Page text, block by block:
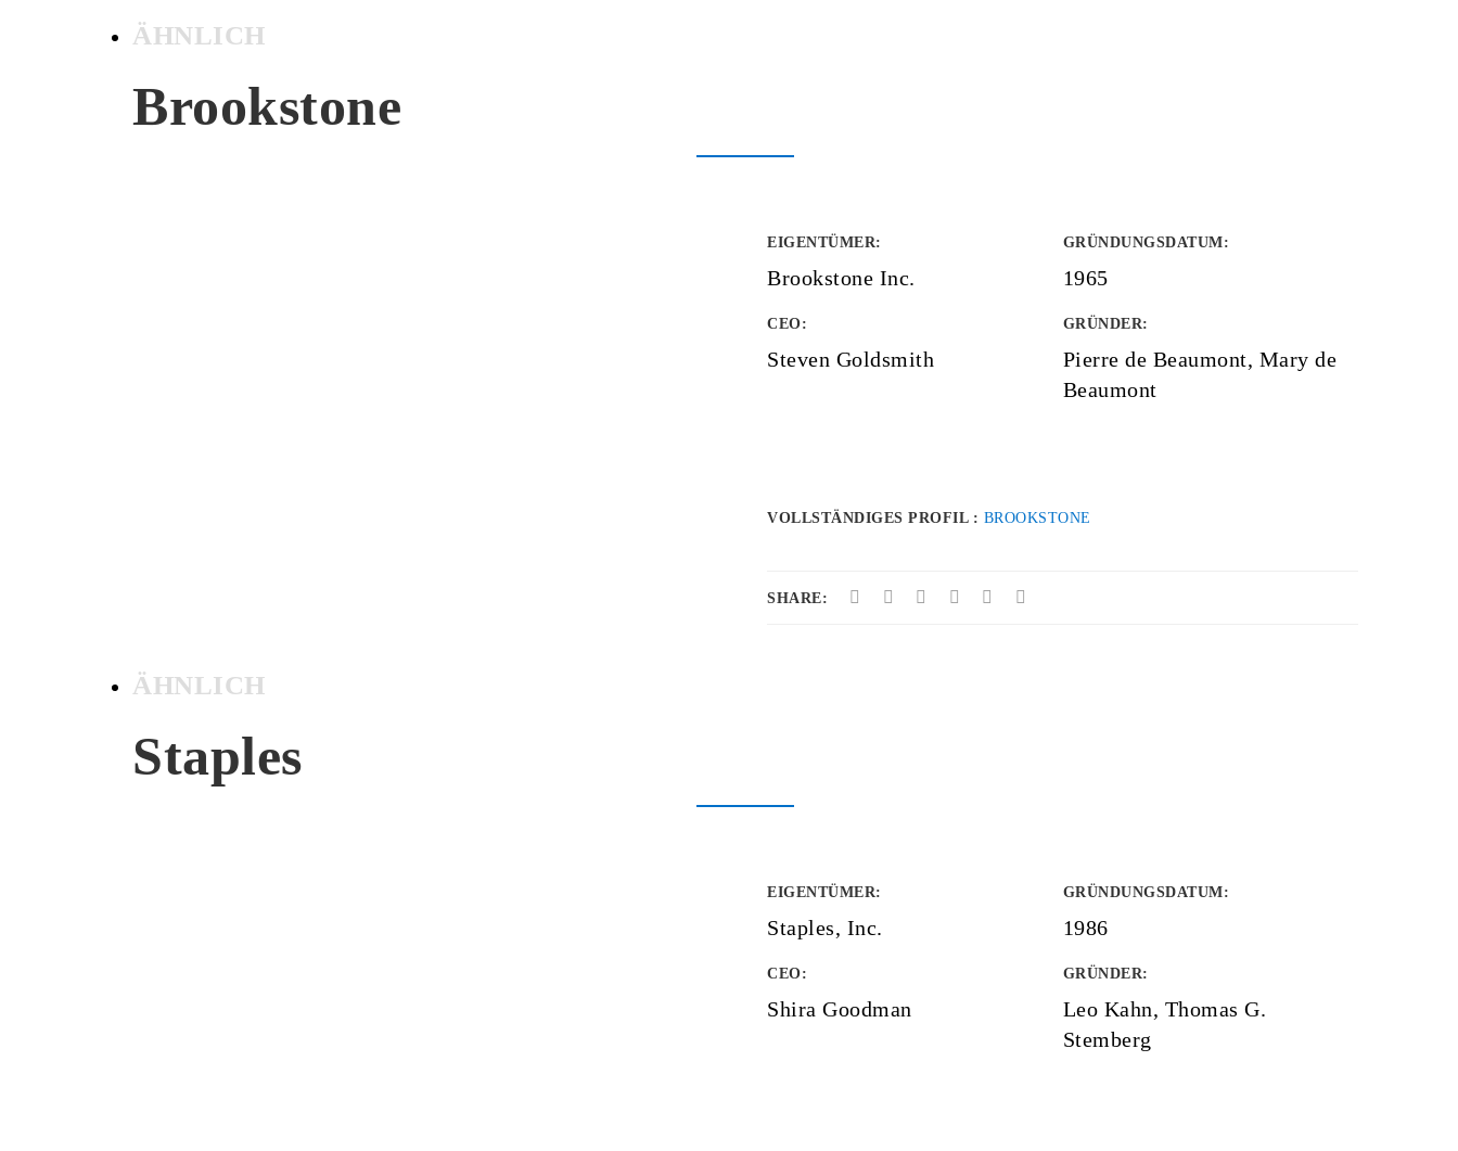
ÄHNLICH
Brookstone
EIGENTÜMER:
Brookstone Inc.
GRÜNDUNGSDATUM:
1965
CEO:
Steven Goldsmith
GRÜNDER:
Pierre de Beaumont, Mary de
Beaumont
VOLLSTÄNDIGES PROFIL : BROOKSTONE
SHARE:
ÄHNLICH
Staples
EIGENTÜMER:
Staples, Inc.
GRÜNDUNGSDATUM:
1986
CEO:
Shira Goodman
GRÜNDER:
Leo Kahn, Thomas G.
Stemberg